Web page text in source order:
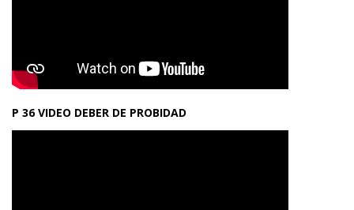
P 36 VIDEO DEBER DE PROBIDAD